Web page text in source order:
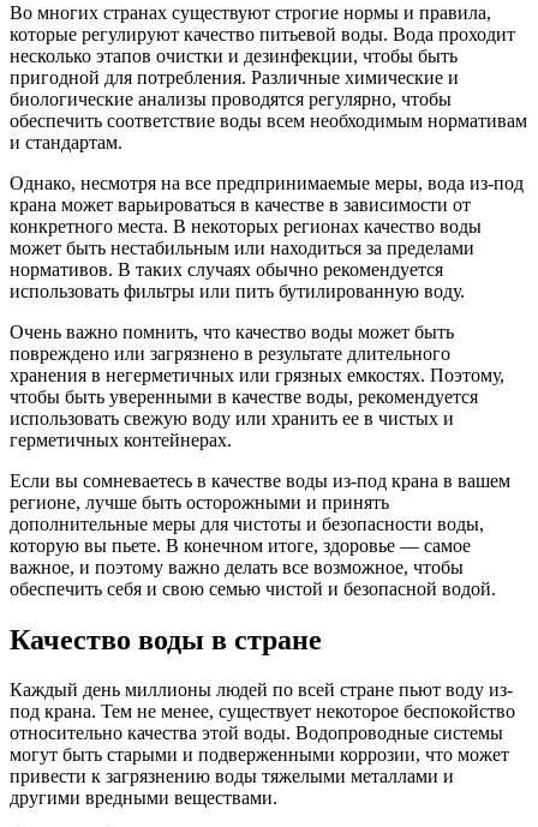
Во многих странах существуют строгие нормы и правила,
которые регулируют качество питьевой воды. Вода проходит
несколько этапов очистки и дезинфекции, чтобы быть
пригодной для потребления. Различные химические и
биологические анализы проводятся регулярно, чтобы
обеспечить соответствие воды всем необходимым нормативам
и стандартам.
Однако, несмотря на все предпринимаемые меры, вода из-под
крана может варьироваться в качестве в зависимости от
конкретного места. В некоторых регионах качество воды
может быть нестабильным или находиться за пределами
нормативов. В таких случаях обычно рекомендуется
использовать фильтры или пить бутилированную воду.
Очень важно помнить, что качество воды может быть
повреждено или загрязнено в результате длительного
хранения в негерметичных или грязных емкостях. Поэтому,
чтобы быть уверенными в качестве воды, рекомендуется
использовать свежую воду или хранить ее в чистых и
герметичных контейнерах.
Если вы сомневаетесь в качестве воды из-под крана в вашем
регионе, лучше быть осторожными и принять
дополнительные меры для чистоты и безопасности воды,
которую вы пьете. В конечном итоге, здоровье — самое
важное, и поэтому важно делать все возможное, чтобы
обеспечить себя и свою семью чистой и безопасной водой.
Качество воды в стране
Каждый день миллионы людей по всей стране пьют воду из-
под крана. Тем не менее, существует некоторое беспокойство
относительно качества этой воды. Водопроводные системы
могут быть старыми и подверженными коррозии, что может
привести к загрязнению воды тяжелыми металлами и
другими вредными веществами.